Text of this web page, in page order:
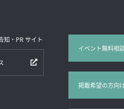
知・PR サイト
イベント無料相
掲載希望の方向